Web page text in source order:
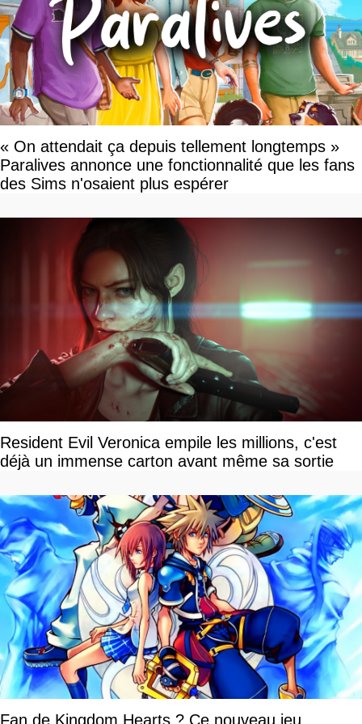
« On attendait ça depuis tellement longtemps »
Paralives annonce une fonctionnalité que les fans
des Sims n'osaient plus espérer
Resident Evil Veronica empile les millions, c'est
déjà un immense carton avant même sa sortie
Fan de Kingdom Hearts ? Ce nouveau jeu